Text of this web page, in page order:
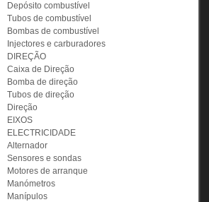
Depósito combustível
Tubos de combustível
Bombas de combustível
Injectores e carburadores
DIREÇÃO
Caixa de Direção
Bomba de direção
Tubos de direção
Direção
EIXOS
ELECTRICIDADE
Alternador
Sensores e sondas
Motores de arranque
Manómetros
Manípulos